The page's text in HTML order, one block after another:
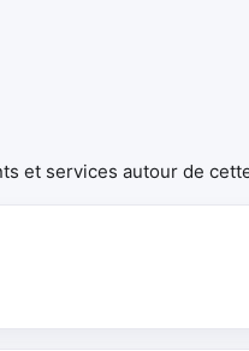
et services autour de